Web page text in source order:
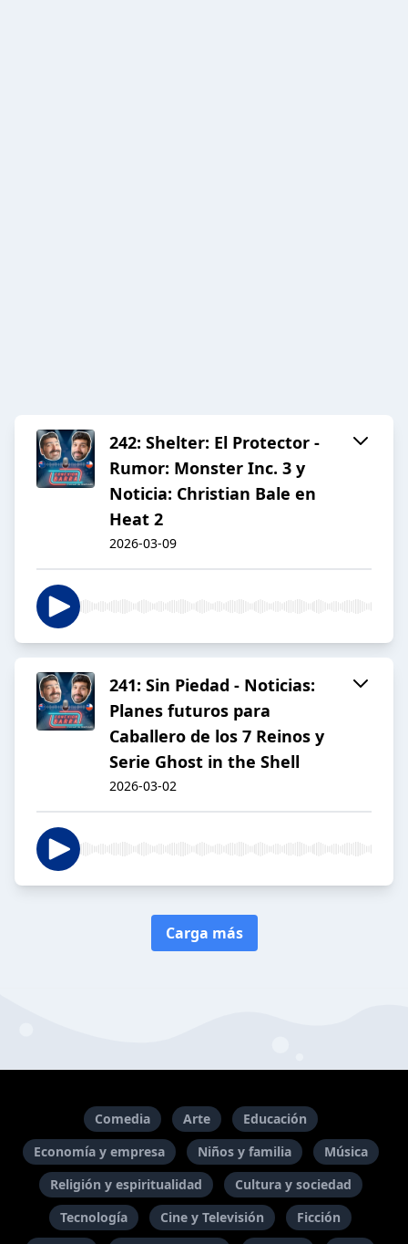
242: Shelter: El Protector -
Rumor: Monster Inc. 3 y
Noticia: Christian Bale en
Heat 2
2026-03-09
241: Sin Piedad - Noticias:
Planes futuros para
Caballero de los 7 Reinos y
Serie Ghost in the Shell
2026-03-02
Carga más
Comedia Arte
Educación
Economía y empresa
Niños y familia
Música
Religión y espiritualidad
Cultura y sociedad
Tecnología
Cine y Televisión
Ficción